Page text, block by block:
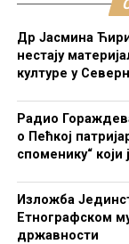
Др Јасмина
нестају
културе у
Радио
о Пећкој
споменику“ који
Изложба
Етнографском
државности